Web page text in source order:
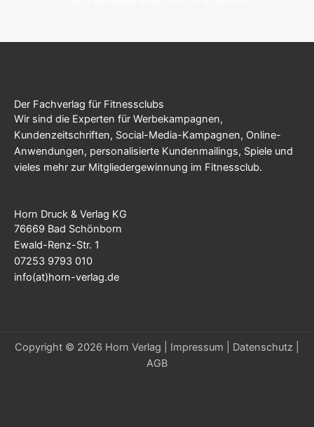
Der Fachverlag für Fitnessclubs
Wir sind die Experten für Werbekampagnen,
Kundenzeitschriften, Social-Media-Kampagnen, Online-
Anwendungen, personalisierte Kundenmailings, Spiele und
vieles mehr zur Mitgliedergewinnung im Fitnessclub.
Horn Druck & Verlag KG
76669 Bad Schönborn
Ewald-Renz-Str. 1
07253 9793 010
info(at)horn-verlag.de
Copyright © 2026 Horn Verlag | Impressum Datenschutz
AGB